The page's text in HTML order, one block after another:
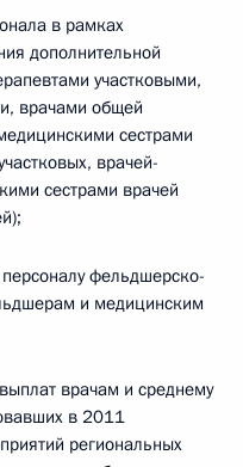
в рамках
дополнительной
участковыми,
врачами общей
сестрами
врачей-
сестрами врачей
фельдшерско-
и медицинским
врачам и среднему
в 2011
региональных